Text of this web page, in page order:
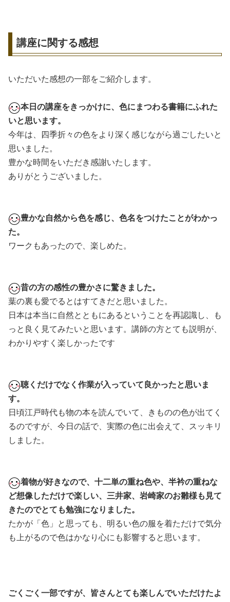
講座に関する感想
いただいた感想の一部をご紹介します。
本日の講座をきっかけに、色にまつわる書籍にふれた
いと思います。
今年は、四季折々の色をより深く感じながら過ごしたいと
思いました。
豊かな時間をいただき感謝いたします。
ありがとうございました。
豊かな自然から色を感じ、色名をつけたことがわかっ
た。
ワークもあったので、楽しめた。
昔の方の感性の豊かさに驚きました。
葉の裏も愛でるとはすてきだと思いました。
日本は本当に自然とともにあるということを再認識し、も
っと良く見てみたいと思います。講師の方とても説明が、
わかりやすく楽しかったです
聴くだけでなく作業が入っていて良かったと思いま
す。
日頃江戸時代も物の本を読んでいて、きものの色が出てく
るのですが、今日の話で、実際の色に出会えて、スッキリ
しました。
着物が好きなので、十二単の重ね色や、半衿の重ねな
ど想像しただけで楽しい、三井家、岩崎家のお雛様も見て
きたのでとても勉強になりました。
たかが「色」と思っても、明るい色の服を着ただけで気分
も上がるので色はかなり心にも影響すると思います。
ごくごく一部ですが、皆さんとても楽しんでいただけたよ